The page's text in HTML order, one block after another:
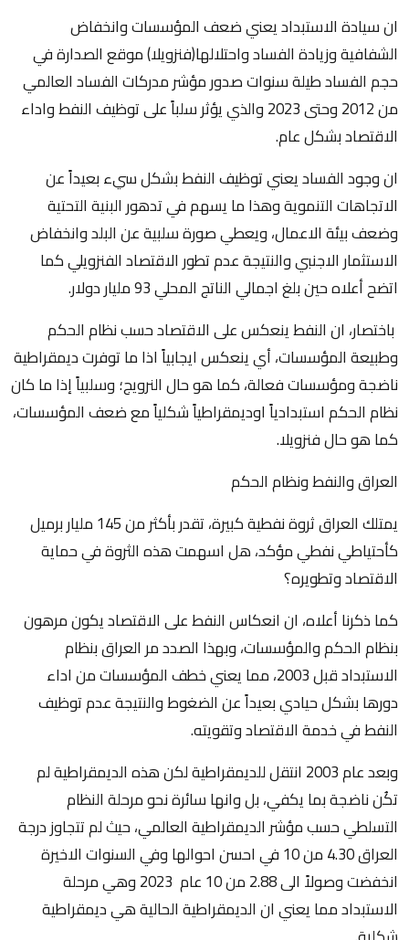
ان سيادة الاستبداد يعني ضعف المؤسسات وانخفاض
الشفافية وزيادة الفساد واحتلالها(فنزويلا) موقع الصدارة في
حجم الفساد طيلة سنوات صدور مؤشر مدركات الفساد العالمي
من 2012 وحتى 2023 والذي يؤثر سلباً على توظيف النفط واداء
الاقتصاد بشكل عام.
ان وجود الفساد يعني توظيف النفط بشكل سيء بعيداً عن
الاتجاهات التنموية وهذا ما يسهم في تدهور البنية التحتية
وضعف بيئة الاعمال، ويعطي صورة سلبية عن البلد وانخفاض
الاستثمار الاجنبي والنتيجة عدم تطور الاقتصاد الفنزويلي كما
اتضح أعلاه حين بلغ اجمالي الناتج المحلي 93 مليار دولار.
باختصار، ان النفط ينعكس على الاقتصاد حسب نظام الحكم
وطبيعة المؤسسات، أي ينعكس ايجابياً اذا ما توفرت ديمقراطية
ناضجة ومؤسسات فعالة، كما هو حال النرويج؛ وسلبياً إذا ما كان
نظام الحكم استبدادياً اوديمقراطياً شكلياً مع ضعف المؤسسات،
كما هو حال فنزويلا.
العراق والنفط ونظام الحكم
يمتلك العراق ثروة نفطية كبيرة، تقدر بأكثر من 145 مليار برميل
كأحتياطي نفطي مؤكد، هل اسهمت هذه الثروة في حماية
الاقتصاد وتطويره؟
كما ذكرنا أعلاه، ان انعكاس النفط على الاقتصاد يكون مرهون
بنظام الحكم والمؤسسات، وبهذا الصدد مر العراق بنظام
الاستبداد قبل 2003، مما يعني خطف المؤسسات من اداء
دورها بشكل حيادي بعيداً عن الضغوط والنتيجة عدم توظيف
النفط في خدمة الاقتصاد وتقويته.
وبعد عام 2003 انتقل للديمقراطية لكن هذه الديمقراطية لم
تكُن ناضجة بما يكفي، بل وانها سائرة نحو مرحلة النظام
التسلطي حسب مؤشر الديمقراطية العالمي، حيث لم تتجاوز درجة
العراق 4.30 من 10 في احسن احوالها وفي السنوات الاخيرة
انخفضت وصولاً الى 2.88 من 10 عام 2023 وهي مرحلة
الاستبداد مما يعني ان الديمقراطية الحالية هي ديمقراطية